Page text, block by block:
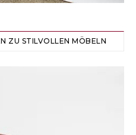
ZU STILVOLLEN MÖBELN